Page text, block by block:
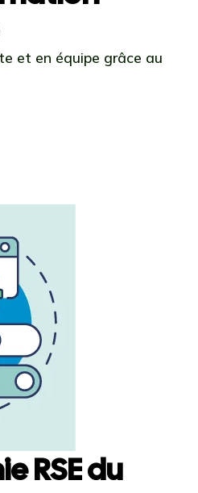
et en équipe grâce au
RSE du